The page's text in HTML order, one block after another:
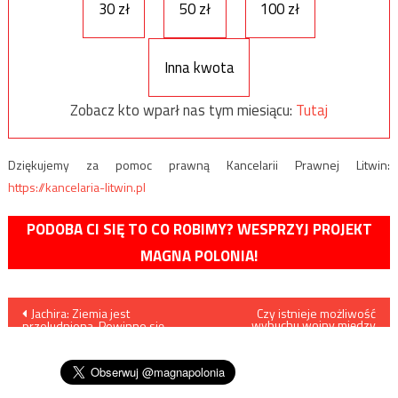
30 zł 50 zł 100 zł
Inna kwota
Zobacz kto wparł nas tym miesiącu: Tutaj
Dziękujemy za pomoc prawną Kancelarii Prawnej Litwin:
https://kancelaria-litwin.pl
PODOBA CI SIĘ TO CO ROBIMY? WESPRZYJ PROJEKT
MAGNA POLONIA!
Nawigacja
wpisu
Jachira: Ziemia jest
przeludniona. Powinno się
Czy istnieje możliwość
wybuchu wojny między